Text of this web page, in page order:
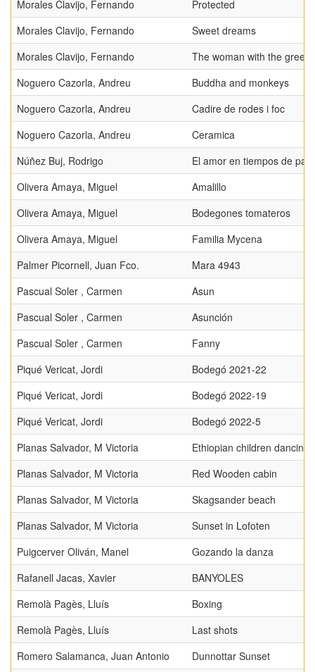
Morales Clavijo, Fernando
Protected
Morales Clavijo, Fernando
Sweet dreams
Morales Clavijo, Fernando
The woman with the green
Noguero Cazorla, Andreu
Buddha and monkeys
Noguero Cazorla, Andreu
Cadire de rodes i foc
Noguero Cazorla, Andreu
Ceramica
Núñez Buj, Rodrigo
El amor en tiempos de
Olivera Amaya, Miguel
Amalillo
Olivera Amaya, Miguel
Bodegones tomateros
Olivera Amaya, Miguel
Familia Mycena
Palmer Picornell, Juan Fco.
Mara 4943
Pascual Soler , Carmen
Asun
Pascual Soler , Carmen
Asunción
Pascual Soler , Carmen
Fanny
Piqué Vericat, Jordi
Bodegó 2021-22
Piqué Vericat, Jordi
Bodegó 2022-19
Piqué Vericat, Jordi
Bodegó 2022-5
Planas Salvador, M Victoria
Ethiopian children dancing
Planas Salvador, M Victoria
Red Wooden cabin
Planas Salvador, M Victoria
Skagsander beach
Planas Salvador, M Victoria
Sunset in Lofoten
Puigcerver Oliván, Manel
Gozando la danza
Rafanell Jacas, Xavier
BANYOLES
Remolà Pagès, Lluís
Boxing
Remolà Pagès, Lluís
Last shots
Romero Salamanca, Juan Antonio
Dunnottar Sunset